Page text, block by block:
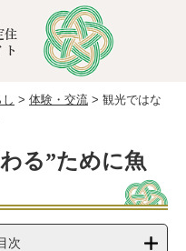
し > 体験・交流 > 観光ではな
る”ために魚
次